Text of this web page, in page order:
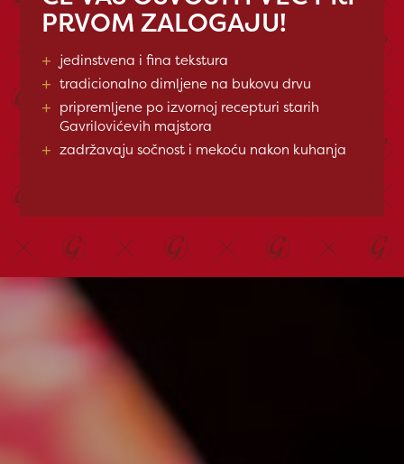
PRVOM ZALOGAJU!
+ jedinstvena i fina tekstura
+ tradicionalno dimljene na bukovu drvu
+ pripremljene po izvornoj recepturi starih
Gavrilovićevih majstora
+ zadržavaju sočnost i mekoću nakon kuhanja